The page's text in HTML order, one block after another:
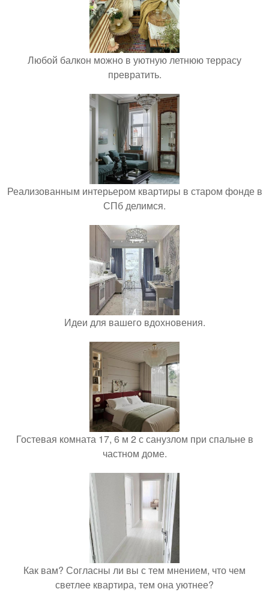
Любой балкон можно в уютную летнюю террасу
превратить.
Реализованным интерьером квартиры в старом фонде в
СПб делимся.
Идеи для вашего вдохновения.
Гостевая комната 17, 6 м 2 с санузлом при спальне в
частном доме.
Как вам? Согласны ли вы с тем мнением, что чем
светлее квартира, тем она уютнее?